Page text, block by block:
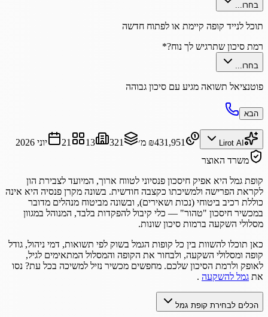
בחרו...
תוכל לנייד קופה קיימת או לפתוח חדשה
רמת סיכון שתרגיש לך נוח?*
בחרו...
פוטנציאל תשואה מגיע עם סיכון גבוהה
הבא
Lirot AI
₪431,951 מ׳ 321
13
21
יוני 2026
משרד האוצר
קופת גמל היא אפיק חיסכון פנסיוני לטווח ארוך, המיועד לצבירת הון
לקראת הפרישה ולמשיכתו כקצבה חודשית. בשונה מקרן פנסיה היא אינה
כוללת רכיב ביטוחי (נכות ושאירים), ובשונה מביטוח מנהלים מדובר
במכשיר חיסכון "טהור" — כלי קיבול להפקדות בלבד, המנוהל במגוון
מסלולי השקעה ברמות סיכון שונות.
כאן תוכלו להשוות בין כל קופות הגמל בשוק לפי תשואות, דמי ניהול, גודל
קופה ומסלולי השקעה, ולבחור את הקופה והמסלול המתאימים לגיל,
לאופק ולרמת הסיכון שלכם. מחפשים מכשיר נזיל למשיכה בכל עת? נסו
את גמל להשקעה .
הכלים לבחירת קופת גמל